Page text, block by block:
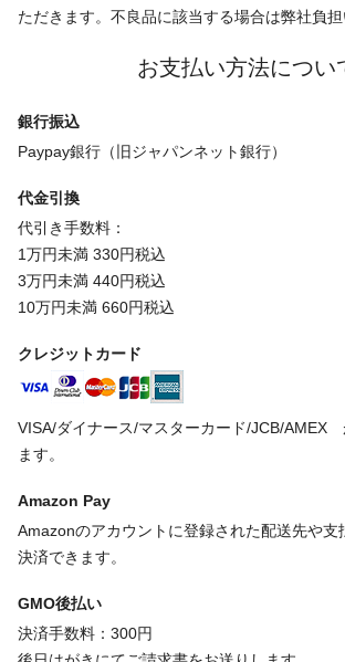
ただきます。不良品に該当する場合は弊社負担
お支払い方法につい
銀行振込
Paypay銀行（旧ジャパンネット銀行）
代金引換
代引き手数料：
1万円未満 330円税込
3万円未満 440円税込
10万円未満 660円税込
クレジットカード
VISA/ダイナース/マスターカード/JCB/AMEX
ます。
Amazon Pay
Amazonのアカウントに登録された配送先や支
決済できます。
GMO後払い
決済手数料：300円